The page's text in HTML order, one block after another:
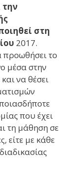
την
στη
2017.
προωθήσει το
μέσα στην
να θέσει
που έχει
τη μάθηση σε
είτε με κάθε